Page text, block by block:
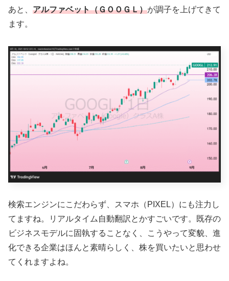
あと、 アルファベット（ＧＯＯＧＬ）が調子を上げてきて
ます。
検索エンジンにこだわらず、スマホ（PIXEL）にも注力し
てますね。リアルタイム自動翻訳とかすごいです。既存の
ビジネスモデルに固執することなく、こうやって変貌、進
化できる企業はほんと素晴らしく、株を買いたいと思わせ
てくれますよね。